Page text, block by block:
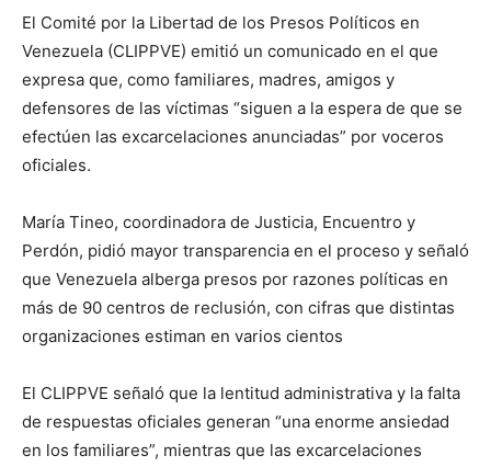
El Comité por la Libertad de los Presos Políticos en
Venezuela (CLIPPVE) emitió un comunicado en el que
expresa que, como familiares, madres, amigos y
defensores de las víctimas “siguen a la espera de que se
efectúen las excarcelaciones anunciadas” por voceros
oficiales.
María Tineo, coordinadora de Justicia, Encuentro y
Perdón, pidió mayor transparencia en el proceso y señaló
que Venezuela alberga presos por razones políticas en
más de 90 centros de reclusión, con cifras que distintas
organizaciones estiman en varios cientos
El CLIPPVE señaló que la lentitud administrativa y la falta
de respuestas oficiales generan “una enorme ansiedad
en los familiares”, mientras que las excarcelaciones